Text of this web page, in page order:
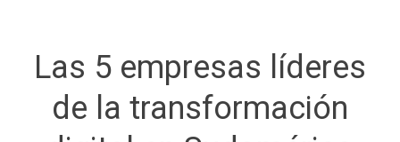
Las 5 empresas líderes
de la transformación